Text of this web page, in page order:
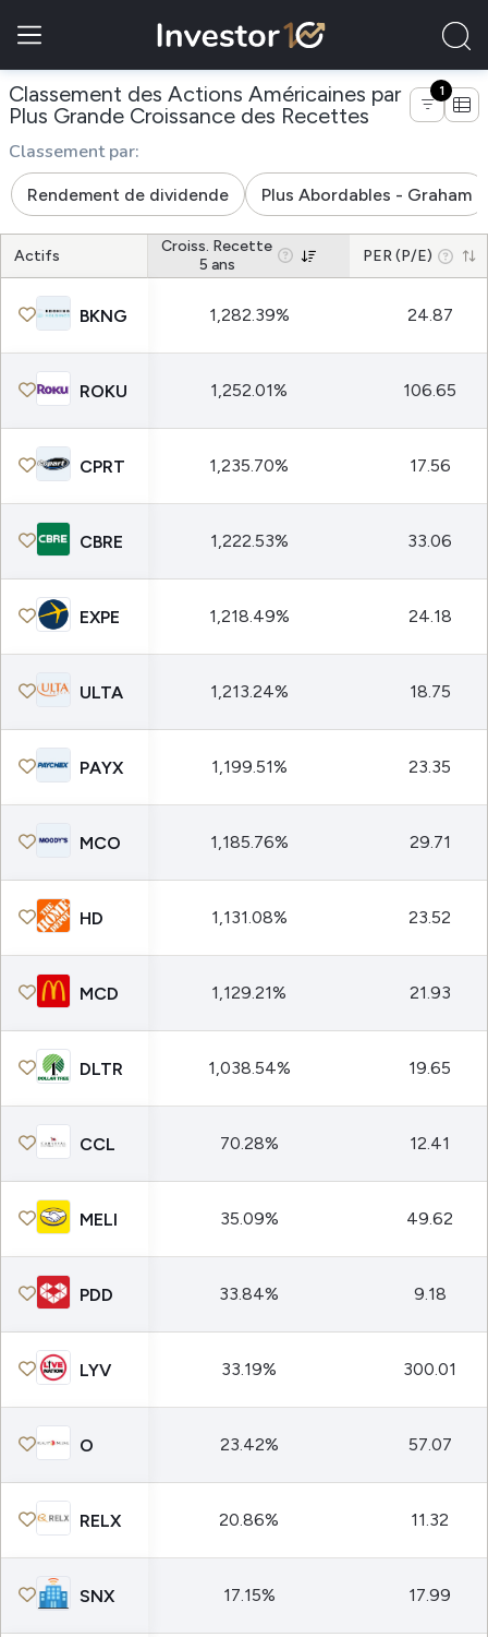
Classement des Actions Américaines par
Plus Grande Croissance des Recettesde
1
Classement par:
Rendement de dividende Plus Abordables - Graham
Actifs
Croiss. Recette
5 ans
PER (P/E)
BKNG 1,282.39% 24.87
ROKU 1,252.01% 106.65
CPRT 1,235.70% 17.56
CBRE 1,222.53% 33.06
EXPE 1,218.49% 24.18
ULTA 1,213.24% 18.75
PAYX 1,199.51% 23.35
MCO 1,185.76% 29.71
HD 1,131.08% 23.52
MCD 1,129.21% 21.93
DLTR 1,038.54% 19.65
CCL 70.28% 12.41
MELI 35.09% 49.62
PDD 33.84% 9.18
LYV 33.19% 300.01
O 23.42% 57.07
RELX 20.86% 11.32
SNX 17.15% 17.99